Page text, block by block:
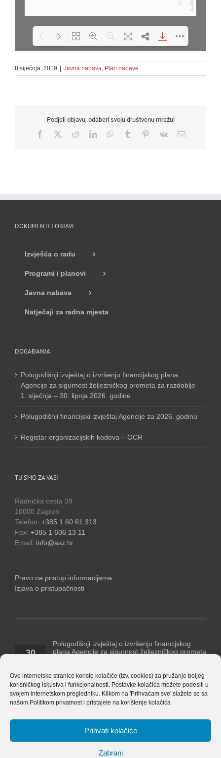
Ove internetske stranice koriste kolačiće (tzv. cookies) za pružanje boljeg
korisničkog iskustva i funkcionalnosti. Postavke kolačića možete podesiti u
svojem internetskom pregledniku. Klikom na 'Prihvaćam sve' slažete se sa
našom Politikom privatnosti pristajete na korištenje kolačića
Prihvati kolačiće
Zabrani
Loading PDF 100% ...
8 siječnja, 2019 Javna nabava, Plan nabave
Podjeli objavu, odaberi svoju društvenu mrežu!
Facebook RedditLinkedInWhatsApp
Tumblr Pinterest
Vk Email
DOKUMENTI I OBJAVE
Izvješća o radu
Programi i planovi
Javna nabava
Natječaji za radna mjesta
DOGAĐANJA
Polugodišnji izvještaj o izvršenju financijskog plana
Agencije za sigurnost željezničkog prometa za razdoblje
1. siječnja – 30. lipnja 2026. godine
Polugodišnji financijski izvještaj Agencije za 2026. godinu
Registar organizacijskih kodova – OCR
TU SMO ZA VAS!
Radnička cesta 39
10000 Zagreb
Telefon: +385 1 60 61 313
Fax: +385 1 606 13 11
Email: info@asz.hr
Pravo na pristup informacijama
Izjava o pristupačnosti
30
Polugodišnji izvještaj o izvršenju financijskog
plana Agencije za sigurnost željezničkog prometa
14
Polugodišnji financijski izvještaj Agencije za 2026.
godinu